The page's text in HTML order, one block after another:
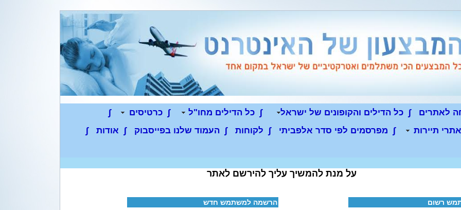
לאתרים ∫ כל הדילים והקופונים של ישראל ∫ כל הדילים מחו"ל ∫ כרטיסים
∫
אתרי תיירות ∫ מפרסמים לפי סדר אלפביתי ∫ לקוחות ∫ העמוד שלנו בפייסבוק ∫ אודות
∫
על מנת להמשיך עליך להירשם לאתר
רשום הרשמה למשתמש חדש